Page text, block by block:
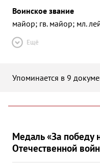
Воинское звание
майор; гв. майор; мл.
Ещё
Упоминается в 9
Медаль «За победу
Отечественной